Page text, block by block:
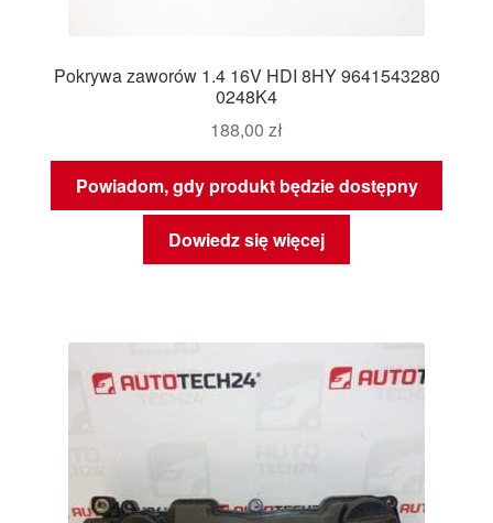
Pokrywa zaworów 1.4 16V HDI 8HY 9641543280
0248K4
188,00 zł
Powiadom, gdy produkt będzie dostępny
Dowiedz się więcej